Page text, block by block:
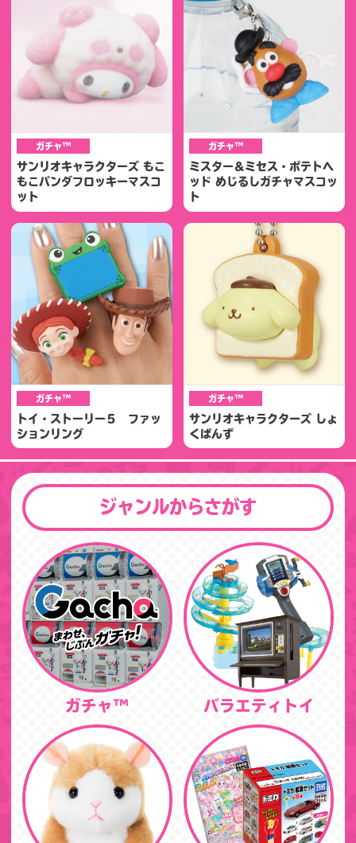
ガチャ™
サンリオキャラクターズ もこ
もこパンダフロッキーマスコ
ット
ガチャ™
ミスター＆ミセス・ポテトヘ
ッド めじるしガチャマスコッ
ト
ガチャ™
トイ・ストーリー５ ファッ
ションリング
ガチャ™
サンリオキャラクターズ しょ
くぱんず
ジャンルからさがす
ガチャ™ バラエティトイ